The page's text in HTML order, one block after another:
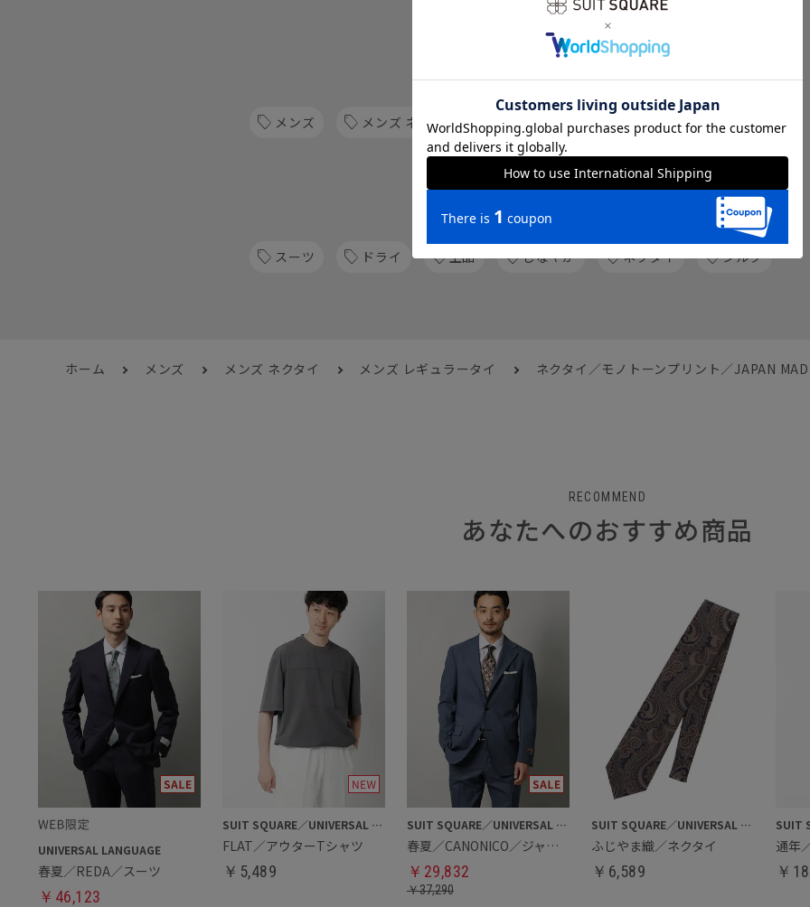
関連カテゴリから他の商品を探す
メンズ メンズ ネクタイ レギュラータイ
人気のハッシュタグから探す
スーツ ドライ 上品 しなやか ネクタイ シルク
ホーム メンズ メンズ ネクタイ メンズ レギュラータイ ネクタイ／モノトーンプリント／JAPAN
RECOMMEND
あなたへのおすすめ商品
UNIVERSAL LANGUAGE
春夏／REDA／スーツ
￥ 46,123
SUIT SQUARE／UNIVERSAL LANGUAGE
FLAT／アウターTシャツ
￥ 5,489
SUIT SQUARE／UNIVERSAL LANGUAGE
春夏／CANONICO／ジャケット
￥ 29,832
￥37,290
SUIT SQUARE／UNIVERSAL LANGUAGE
ふじやま織／ネクタイ
￥ 6,589 ￥